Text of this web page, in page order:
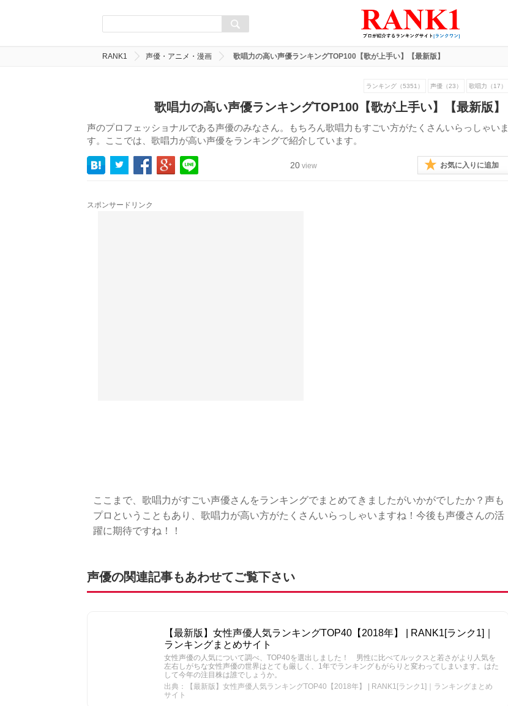
RANK1 声優・アニメ・漫画 歌唱力の高い声優ランキングTOP100【歌が上手い】【最新版】
ランキング（5351） 声優（23） 歌唱力（17）
歌唱力の高い声優ランキングTOP100【歌が上手い】【最新版】
声のプロフェッショナルである声優のみなさん。もちろん歌唱力もすごい方がたくさんいらっしゃいま
す。ここでは、歌唱力が高い声優をランキングで紹介しています。
20 view お気に入りに追加
スポンサードリンク
ここまで、歌唱力がすごい声優さんをランキングでまとめてきましたがいかがでしたか？声も
プロということもあり、歌唱力が高い方がたくさんいらっしゃいますね！今後も声優さんの活
躍に期待ですね！！
声優の関連記事もあわせてご覧下さい
【最新版】女性声優人気ランキングTOP40【2018年】 | RANK1[ランク1]｜
ランキングまとめサイト
女性声優の人気について調べ、TOP40を選出しました！ 男性に比べてルックスと若さがより人気を
左右しがちな女性声優の世界はとても厳しく、1年でランキングもがらりと変わってしまいます。はた
して今年の注目株は誰でしょうか。
出典：【最新版】女性声優人気ランキングTOP40【2018年】 | RANK1[ランク1]｜ランキングまとめ
サイト